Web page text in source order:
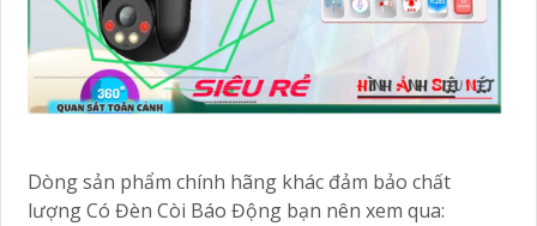
Dòng sản phẩm chính hãng khác đảm bảo chất
lượng Có Đèn Còi Báo Động bạn nên xem qua: